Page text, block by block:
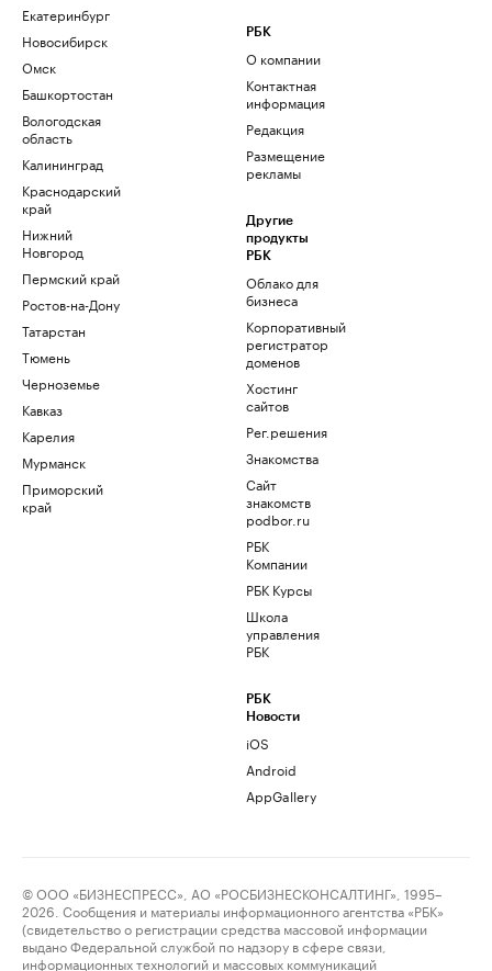
Екатеринбург
Новосибирск
Омск
Башкортостан
Вологодская
область
Калининград
Краснодарский
край
Нижний
Новгород
Пермский край
Ростов-на-Дону
Татарстан
Тюмень
Черноземье
Кавказ
Карелия
Мурманск
Приморский
край
РБК
О компании
Контактная
информация
Редакция
Размещение
рекламы
Другие
продукты
РБК
Облако для
бизнеса
Корпоративный
регистратор
доменов
Хостинг
сайтов
Рег.решения
Знакомства
Сайт
знакомств
podbor.ru
РБК
Компании
РБК Курсы
Школа
управления
РБК
РБК
Новости
iOS
Android
AppGallery
© ООО «БИЗНЕСПРЕСС», АО «РОСБИЗНЕСКОНСАЛТИНГ», 1995–
2026. Сообщения и материалы информационного агентства «РБК»
(свидетельство о регистрации средства массовой информации
выдано Федеральной службой по надзору в сфере связи,
информационных технологий и массовых коммуникаций